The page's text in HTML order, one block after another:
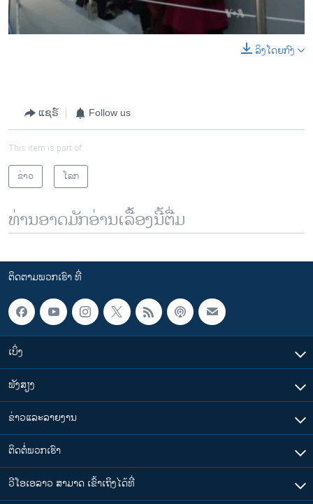
SHARE
ລິງໂດຍກົງ
ແຊຣ໌ Follow us
This item is part of
ຂ່າວ
ໂລກ
ທ່ານອາດມັກອ່ານເລື້ອງນີ້ຕື່ມ
ຕິດຕາມພວກເຮົາ ທີ່
ເບິ່ງ
ຟັງສຽງ
ຂ່າວແລະລາຍງານ
ຕິດຕໍ່ພວກເຮົາ
ວີໂອເອລາວ ສາມາດ ເຂົ້າເຖິງໄດ້ທີ່